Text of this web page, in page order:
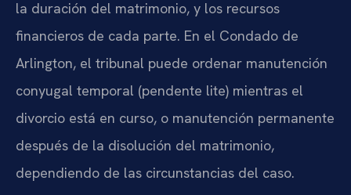
la duración del matrimonio, y los recursos
financieros de cada parte. En el Condado de
Arlington, el tribunal puede ordenar manutención
conyugal temporal (pendente lite) mientras el
divorcio está en curso, o manutención permanente
después de la disolución del matrimonio,
dependiendo de las circunstancias del caso.